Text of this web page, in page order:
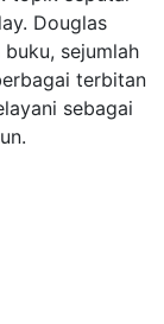
Douglas
sejumlah
terbitan
sebagai